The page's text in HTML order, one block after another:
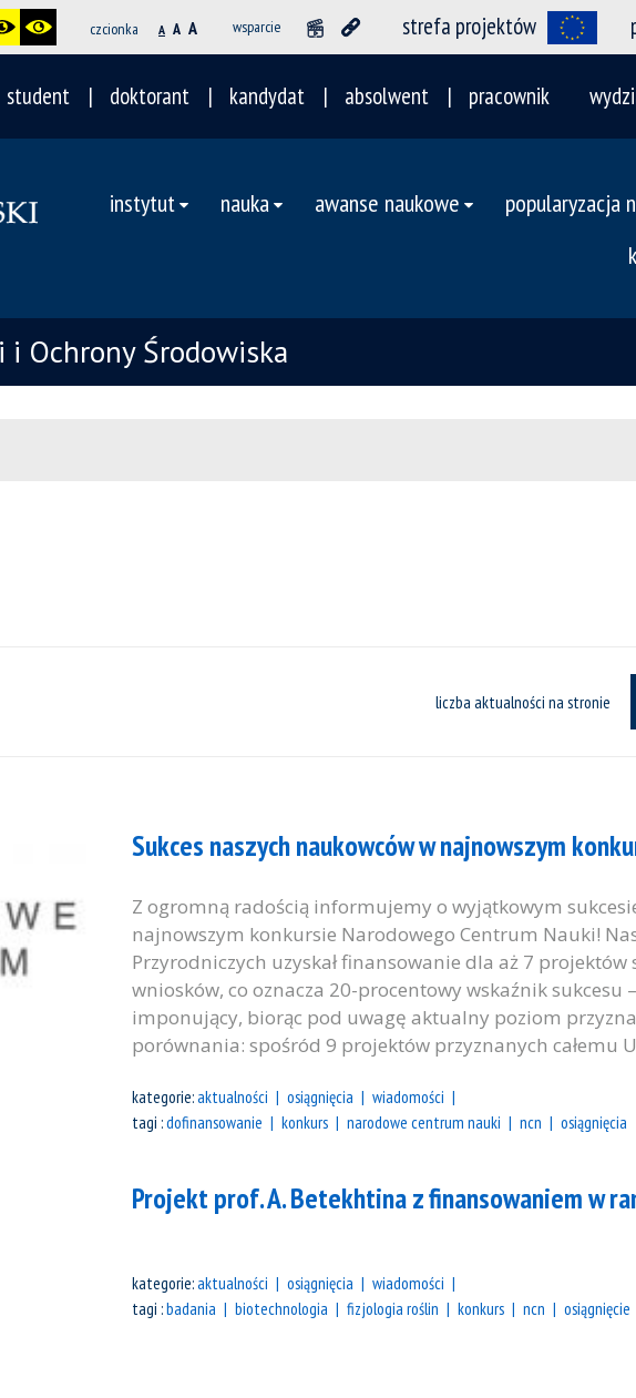
czcionka A A A wsparcie strefa projektów
student doktorant kandydat absolwent pracownik
instytut nauka awanse naukowe
popularyzacja
Ochrony Środowiska
liczba aktualności na stronie
Sukces naszych naukowców w najnowszym
Z ogromną radością informujemy o wyjątkowym
najnowszym konkursie Narodowego Centrum Nauki!
Przyrodniczych uzyskał finansowanie dla aż 7 projektów
wniosków, co oznacza 20-procentowy wskaźnik sukcesu
imponujący, biorąc pod uwagę aktualny poziom
porównania: spośród 9 projektów przyznanych całemu
kategorie:aktualności osiągnięcia
wiadomości
tagi :dofinansowanie konkurs narodowe centrum nauki ncn osiągnięcia
Projekt prof. A. Betekhtina z finansowaniem w
kategorie:aktualności osiągnięcia
wiadomości
tagi :badania biotechnologia fizjologia roślin konkurs ncn osiągnięcie